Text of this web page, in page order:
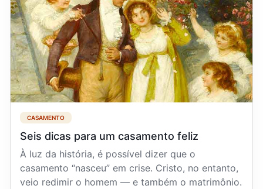
CASAMENTO
Seis dicas para um casamento feliz
À luz da história, é possível dizer que o
casamento “nasceu” em crise. Cristo, no entanto,
veio redimir o homem — e também o matrimônio.